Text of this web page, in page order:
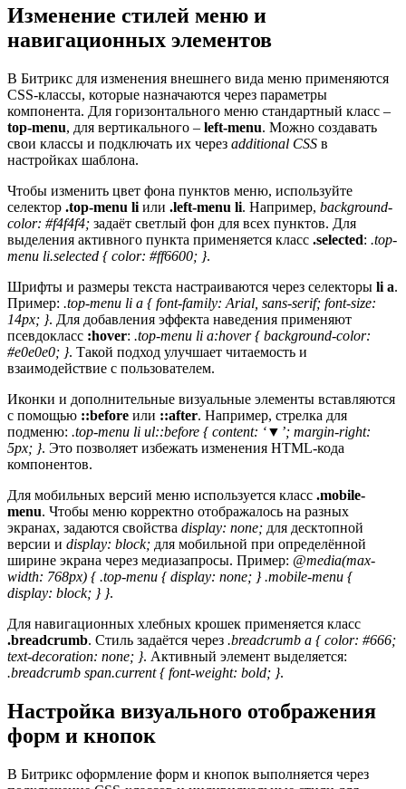
Изменение стилей меню и
навигационных элементов
В Битрикс для изменения внешнего вида меню применяются
CSS-классы, которые назначаются через параметры
компонента. Для горизонтального меню стандартный класс –
top-menu, для вертикального – left-menu. Можно создавать
свои классы и подключать их через additional CSS в
настройках шаблона.
Чтобы изменить цвет фона пунктов меню, используйте
селектор .top-menu li или .left-menu li. Например, background-
color: #f4f4f4; задаёт светлый фон для всех пунктов. Для
выделения активного пункта применяется класс .selected: .top-
menu li.selected { color: #ff6600; }.
Шрифты и размеры текста настраиваются через селекторы li a.
Пример: .top-menu li a { font-family: Arial, sans-serif; font-size:
14px; }. Для добавления эффекта наведения применяют
псевдокласс :hover: .top-menu li a:hover { background-color:
#e0e0e0; }. Такой подход улучшает читаемость и
взаимодействие с пользователем.
Иконки и дополнительные визуальные элементы вставляются
с помощью ::before или ::after. Например, стрелка для
подменю: .top-menu li ul::before { content: ‘▼’; margin-right:
5px; }. Это позволяет избежать изменения HTML-кода
компонентов.
Для мобильных версий меню используется класс .mobile-
menu. Чтобы меню корректно отображалось на разных
экранах, задаются свойства display: none; для десктопной
версии и display: block; для мобильной при определённой
ширине экрана через медиазапросы. Пример: @media(max-
width: 768px) { .top-menu { display: none; } .mobile-menu {
display: block; } }.
Для навигационных хлебных крошек применяется класс
.breadcrumb. Стиль задаётся через .breadcrumb a { color: #666;
text-decoration: none; }. Активный элемент выделяется:
.breadcrumb span.current { font-weight: bold; }.
Настройка визуального отображения
форм и кнопок
В Битрикс оформление форм и кнопок выполняется через